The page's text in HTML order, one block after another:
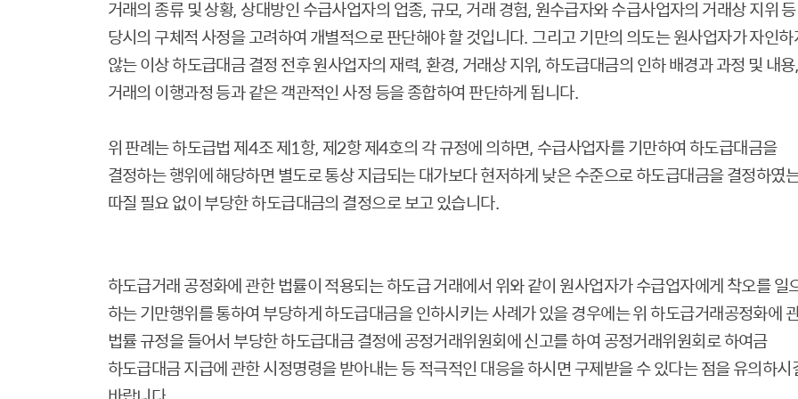
거래의 종류 및 상황, 상대방인 수급사업자의 업종, 규모, 거래 경험, 원수급자와 수급사업자의 거래상 지위
당시의 구체적 사정을 고려하여 개별적으로 판단해야 할 것입니다. 그리고 기만의 의도는 원사업자가 자인하
않는 이상 하도급대금 결정 전후 원사업자의 재력, 환경, 거래상 지위, 하도급대금의 인하 배경과 과정 및 내용,
거래의 이행과정 등과 같은 객관적인 사정 등을 종합하여 판단하게 됩니다.
위 판례는 하도급법 제4조 제1항, 제2항 제4호의 각 규정에 의하면, 수급사업자를 기만하여 하도급대금을
결정하는 행위에 해당하면 별도로 통상 지급되는 대가보다 현저하게 낮은 수준으로 하도급대금을 결정하였
따질 필요 없이 부당한 하도급대금의 결정으로 보고 있습니다.
하도급거래 공정화에 관한 법률이 적용되는 하도급 거래에서 위와 같이 원사업자가 수급업자에게 착오를 일
하는 기만행위를 통하여 부당하게 하도급대금을 인하시키는 사례가 있을 경우에는 위 하도급거래공정화에
법률 규정을 들어서 부당한 하도급대금 결정에 공정거래위원회에 신고를 하여 공정거래위원회로 하여금
하도급대금 지급에 관한 시정명령을 받아내는 등 적극적인 대응을 하시면 구제받을 수 있다는 점을 유의하시